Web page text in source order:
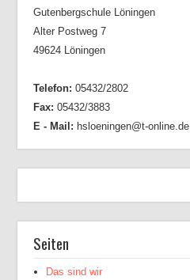
Gutenbergschule Löningen
Alter Postweg 7
49624 Löningen
Telefon: 05432/2802
Fax: 05432/3883
E - Mail: hsloeningen@t-online.de
Seiten
Das sind wir